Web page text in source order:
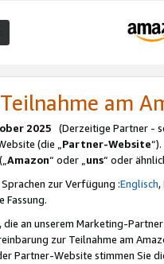
am
2025 (Derzeitige Partner -
(die „Partner-Website
Amazon“ oder „uns“ oder
zur Verfügung :Englisch,
Fassung.
an unserem Marketing-
zur Teilnahme am
Partner-Website stimmen Sie